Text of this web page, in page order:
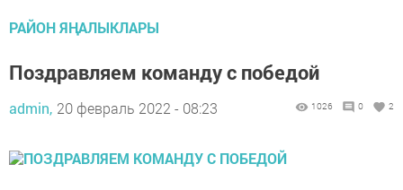
РАЙОН ЯҢАЛЫКЛАРЫ
Поздравляем команду с победой
admin, 20 февраль 2022 - 08:23 1026 0 2